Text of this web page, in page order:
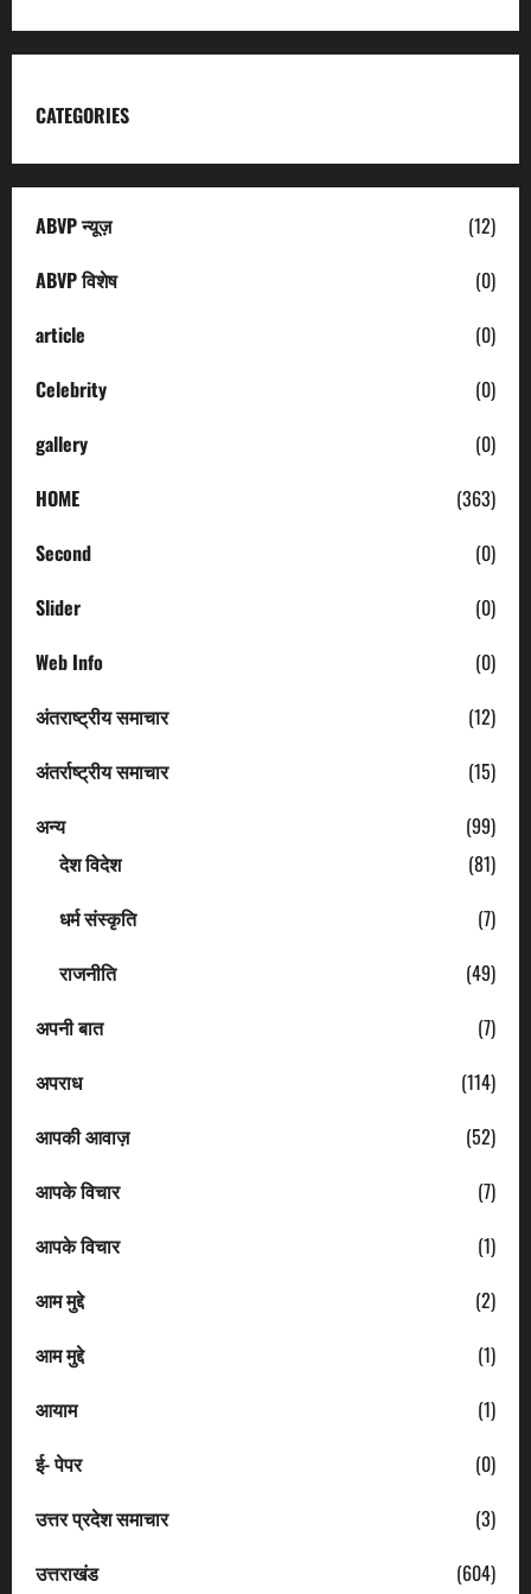
CATEGORIES
ABVP न्यूज़
(12)
ABVP विशेष
(0)
article
(0)
Celebrity
(0)
gallery
(0)
HOME
(363)
Second
(0)
Slider
(0)
Web Info
(0)
अंतराष्ट्रीय समाचार
(12)
अंतर्राष्ट्रीय समाचार
(15)
अन्य
(99)
देश विदेश
(81)
धर्म संस्कृति
(7)
राजनीति
(49)
अपनी बात
(7)
अपराध
(114)
आपकी आवाज़
(52)
आपके विचार
(7)
आपके विचार
(1)
आम मुद्दे
(2)
आम मुद्दे
(1)
आयाम
(1)
ई- पेपर
(0)
उत्तर प्रदेश समाचार
(3)
उत्तराखंड
(604)